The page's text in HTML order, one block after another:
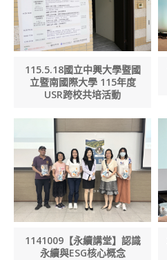
115.5.18國立中興大學暨國
立暨南國際大學 115年度
USR跨校共培活動
1141009【永續講堂】認識
永續與ESG核心概念